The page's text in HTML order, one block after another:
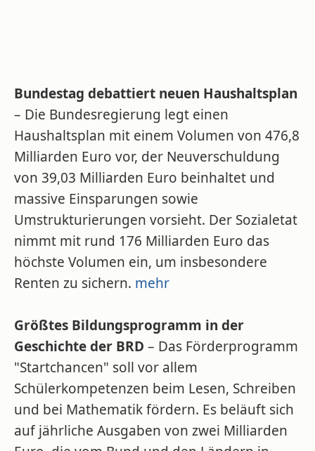
Bundestag debattiert neuen Haushaltsplan
– Die Bundesregierung legt einen
Haushaltsplan mit einem Volumen von 476,8
Milliarden Euro vor, der Neuverschuldung
von 39,03 Milliarden Euro beinhaltet und
massive Einsparungen sowie
Umstrukturierungen vorsieht. Der Sozialetat
nimmt mit rund 176 Milliarden Euro das
höchste Volumen ein, um insbesondere
Renten zu sichern. mehr
Größtes Bildungsprogramm in der
Geschichte der BRD – Das Förderprogramm
"Startchancen" soll vor allem
Schülerkompetenzen beim Lesen, Schreiben
und bei Mathematik fördern. Es beläuft sich
auf jährliche Ausgaben von zwei Milliarden